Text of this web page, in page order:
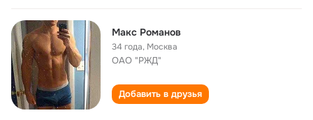
Макс Романов
34 года, Москва
OAO "РЖД"
Добавить в друзья